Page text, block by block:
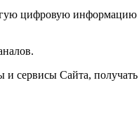
цифровую информацию
и сервисы Сайта,